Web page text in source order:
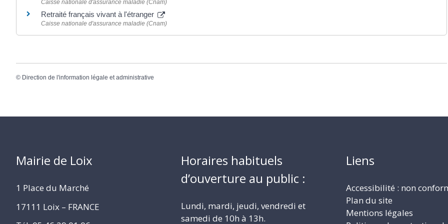
Caisse nationale d'assurance maladie (Cnam)
Retraité français vivant à l'étranger
Caisse nationale d'assurance maladie (Cnam)
© Direction de l'information légale et administrative
Mairie de Loix
1 Place du Marché
17111 Loix – FRANCE
Horaires habituels
d’ouverture au public :
Lundi, mardi, jeudi, vendredi et
samedi de 10h à 13h.
Liens
Accessibilité : non
Plan du site
Mentions légales